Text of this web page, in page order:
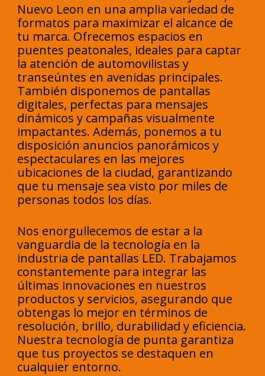
Nuevo Leon en una amplia variedad de
formatos para maximizar el alcance de
tu marca. Ofrecemos espacios en
puentes peatonales, ideales para captar
la atención de automovilistas y
transeúntes en avenidas principales.
También disponemos de pantallas
digitales, perfectas para mensajes
dinámicos y campañas visualmente
impactantes. Además, ponemos a tu
disposición anuncios panorámicos y
espectaculares en las mejores
ubicaciones de la ciudad, garantizando
que tu mensaje sea visto por miles de
personas todos los días.
Nos enorgullecemos de estar a la
vanguardia de la tecnología en la
industria de pantallas LED. Trabajamos
constantemente para integrar las
últimas innovaciones en nuestros
productos y servicios, asegurando que
obtengas lo mejor en términos de
resolución, brillo, durabilidad y eficiencia.
Nuestra tecnología de punta garantiza
que tus proyectos se destaquen en
cualquier entorno.